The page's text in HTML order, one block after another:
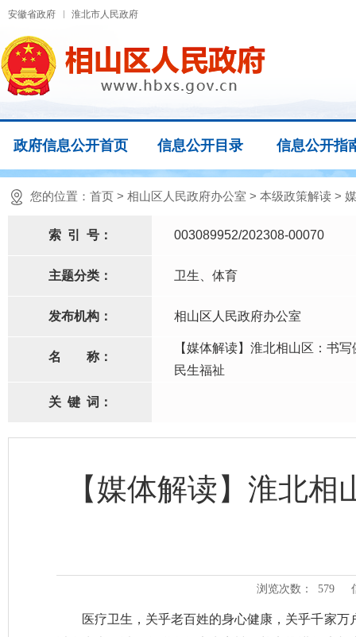
安徽省政府 淮北市人民政府
政府信息公开首页 信息公开目录 信息公开指
您的位置： 首页 > 相山区人民政府办公室 > 本级政策解读 >
索 引 号： 003089952/202308-00070
主题分类： 卫生、体育
发布机构： 相山区人民政府办公室
名 称：
【媒体解读】淮北相山区：书
民生福祉
关 键 词：
【媒体解读】淮北
浏览次数： 579
医疗卫生，关乎老百姓的身心健康，关乎千家